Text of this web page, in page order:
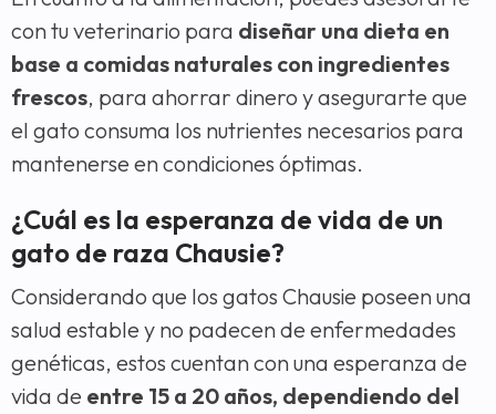
con tu veterinario para diseñar una dieta en
base a comidas naturales con ingredientes
frescos, para ahorrar dinero y asegurarte que
el gato consuma los nutrientes necesarios para
mantenerse en condiciones óptimas.
¿Cuál es la esperanza de vida de un
gato de raza Chausie?
Considerando que los gatos Chausie poseen una
salud estable y no padecen de enfermedades
genéticas, estos cuentan con una esperanza de
vida de entre 15 a 20 años, dependiendo del